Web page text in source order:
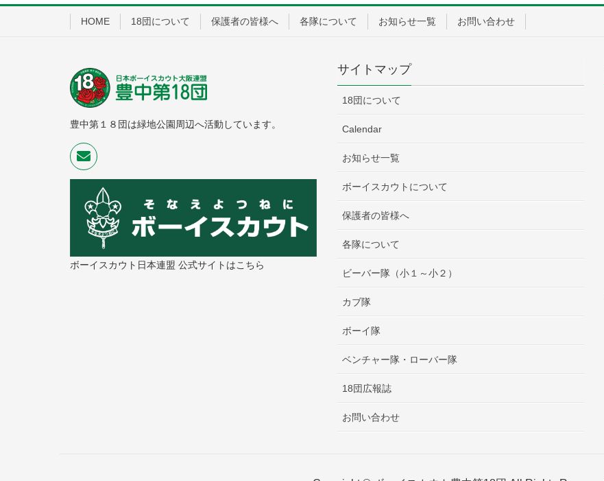
HOME 18団について 保護者の皆様へ 各隊について お知らせ一覧 お問い合わせ
豊中第１８団は緑地公園周辺へ活動しています。
ボーイスカウト日本連盟 公式サイトはこちら
サイトマップ
18団について
Calendar
お知らせ一覧
ボーイスカウトについて
保護者の皆様へ
各隊について
ビーバー隊（小１～小２）
カブ隊
ボーイ隊
ベンチャー隊・ローバー隊
18団広報誌
お問い合わせ